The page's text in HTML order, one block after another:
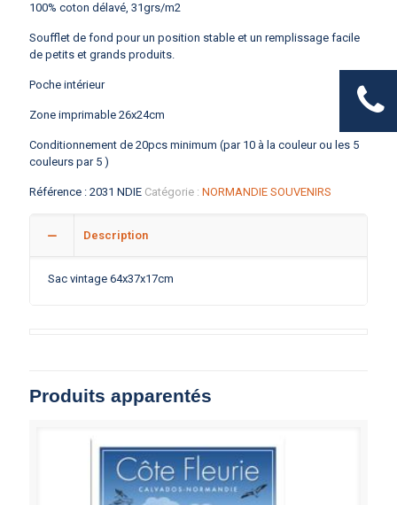
100% coton délavé, 31grs/m2
Soufflet de fond pour un position stable et un remplissage facile
de petits et grands produits.
Poche intérieur
Zone imprimable 26x24cm
Conditionnement de 20pcs minimum (par 10 à la couleur ou les 5
couleurs par 5 )
Référence : 2031 NDIE Catégorie : NORMANDIE SOUVENIRS
Description
Sac vintage 64x37x17cm
Produits apparentés